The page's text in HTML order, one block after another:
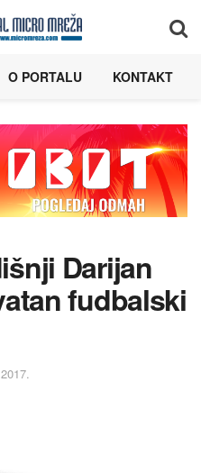
O PORTALU KONTAKT
Darijan
fudbalski